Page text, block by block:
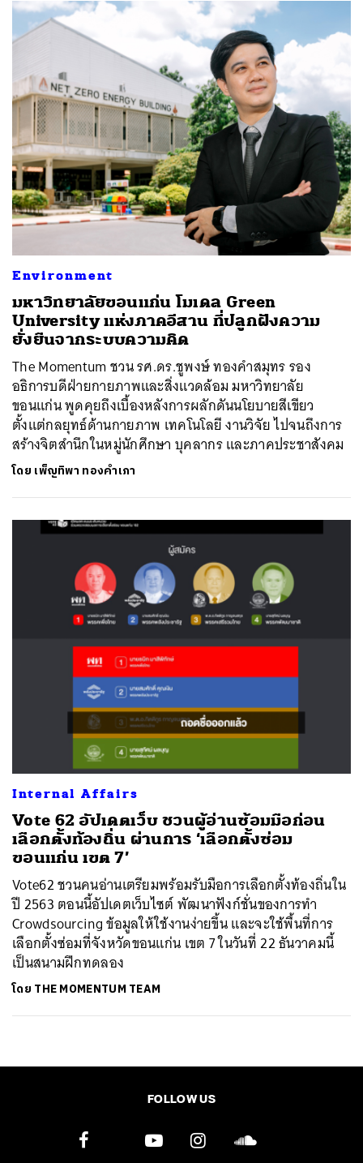
Environment
มหาวิทยาลัยขอนแก่น โมเดล Green
University แห่งภาคอีสาน ที่ปลูกฝังความ
ยั่งยืนจากระบบความคิด
The Momentum ชวน รศ.ดร.ชูพงษ์ ทองคำสมุทร รอง
อธิการบดีฝ่ายกายภาพและสิ่งแวดล้อม มหาวิทยาลัย
ขอนแก่น พูดคุยถึงเบื้องหลังการผลักดันนโยบายสีเขียว
ตั้งแต่กลยุทธ์ด้านกายภาพ เทคโนโลยี งานวิจัย ไปจนถึงการ
สร้างจิตสำนึกในหมู่นักศึกษา บุคลากร และภาคประชาสังคม
โดย เพ็ญทิพา ทองคำเภา
Internal Affairs
Vote 62 อัปเดตเว็บ ชวนผู้อ่านซ้อมมือก่อน
เลือกตั้งท้องถิ่น ผ่านการ ‘เลือกตั้งซ่อม
ขอนแก่น เขต 7’
Vote62 ชวนคนอ่านเตรียมพร้อมรับมือการเลือกตั้งท้องถิ่นใน
ปี 2563 ตอนนี้อัปเดตเว็บไซต์ พัฒนาฟังก์ชั่นของการทำ
Crowdsourcing ข้อมูลให้ใช้งานง่ายขึ้น และจะใช้พื้นที่การ
เลือกตั้งซ่อมที่จังหวัดขอนแก่น เขต 7 ในวันที่ 22 ธันวาคมนี้
เป็นสนามฝึกทดลอง
โดย THE MOMENTUM TEAM
FOLLOW US